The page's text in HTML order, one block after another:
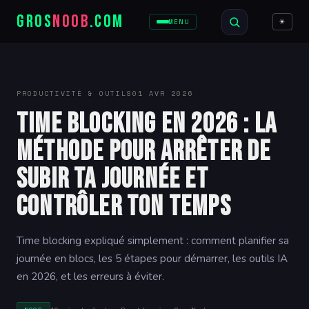
GROSNOOB.COM MENU ☀
PRODUCTIVITÉ & OUTILS 01 AVR 2026
Time blocking en 2026 : la
méthode pour arrêter de
subir ta journée et
contrôler ton temps
Time blocking expliqué simplement : comment planifier sa
journée en blocs, les 5 étapes pour démarrer, les outils IA
en 2026, et les erreurs à éviter.